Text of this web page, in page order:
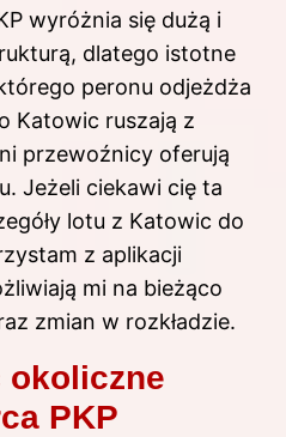
wyróżnia się dużą i
dlatego istotne
peronu odjeżdża
Katowic ruszają z
przewoźnicy oferują
Jeżeli ciekawi cię ta
lotu z Katowic do
z aplikacji
mi na bieżąco
zmian w rozkładzie.
okoliczne
PKP